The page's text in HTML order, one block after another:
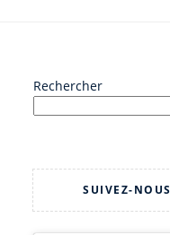
Rechercher
SUIVEZ-